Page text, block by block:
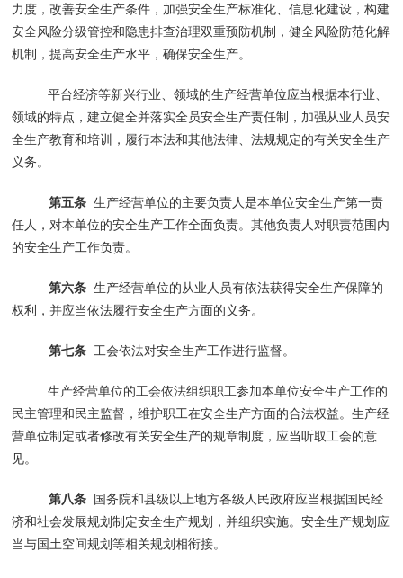
力度，改善安全生产条件，加强安全生产标准化、信息化建设，构建
安全风险分级管控和隐患排查治理双重预防机制，健全风险防范化解
机制，提高安全生产水平，确保安全生产。
平台经济等新兴行业、领域的生产经营单位应当根据本行业、
领域的特点，建立健全并落实全员安全生产责任制，加强从业人员安
全生产教育和培训，履行本法和其他法律、法规规定的有关安全生产
义务。
第五条 生产经营单位的主要负责人是本单位安全生产第一责
任人，对本单位的安全生产工作全面负责。其他负责人对职责范围内
的安全生产工作负责。
第六条生产经营单位的从业人员有依法获得安全生产保障的
权利，并应当依法履行安全生产方面的义务。
第七条工会依法对安全生产工作进行监督。
生产经营单位的工会依法组织职工参加本单位安全生产工作的
民主管理和民主监督，维护职工在安全生产方面的合法权益。生产经
营单位制定或者修改有关安全生产的规章制度，应当听取工会的意
见。
第八条国务院和县级以上地方各级人民政府应当根据国民经
济和社会发展规划制定安全生产规划，并组织实施。安全生产规划应
当与国土空间规划等相关规划相衔接。